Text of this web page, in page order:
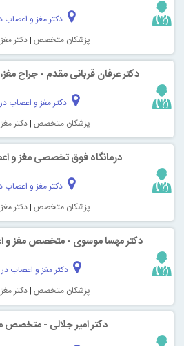
دکتر مغز و اعصاب
پزشکان متخصص |دکتر
دکتر عرفان قربانی مقدم - جراح
دکتر مغز و اعصاب
پزشکان متخصص |دکتر
درمانگاه فوق تخصصی مغز و
دکتر مغز و اعصاب
پزشکان متخصص |دکتر
دکتر مهسا موسوی - متخصص مغز و
دکتر مغز و اعصاب در
پزشکان متخصص |دکتر
دکتر امیر جلالی - متخصص